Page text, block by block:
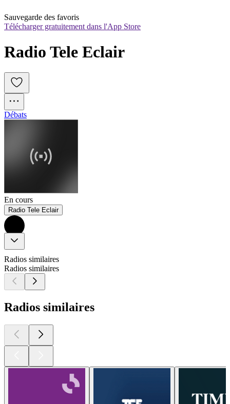
Sauvegarde des favoris
Télécharger gratuitement dans l'App Store
Radio Tele Eclair
Débats
En cours
Radio Tele Eclair
Radios similaires
Radios similaires
Radios similaires